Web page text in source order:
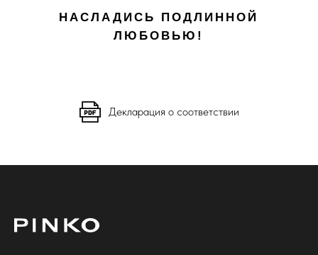
НАСЛАДИСЬ ПОДЛИННОЙ
ЛЮБОВЬЮ!
Декларация о соответствии